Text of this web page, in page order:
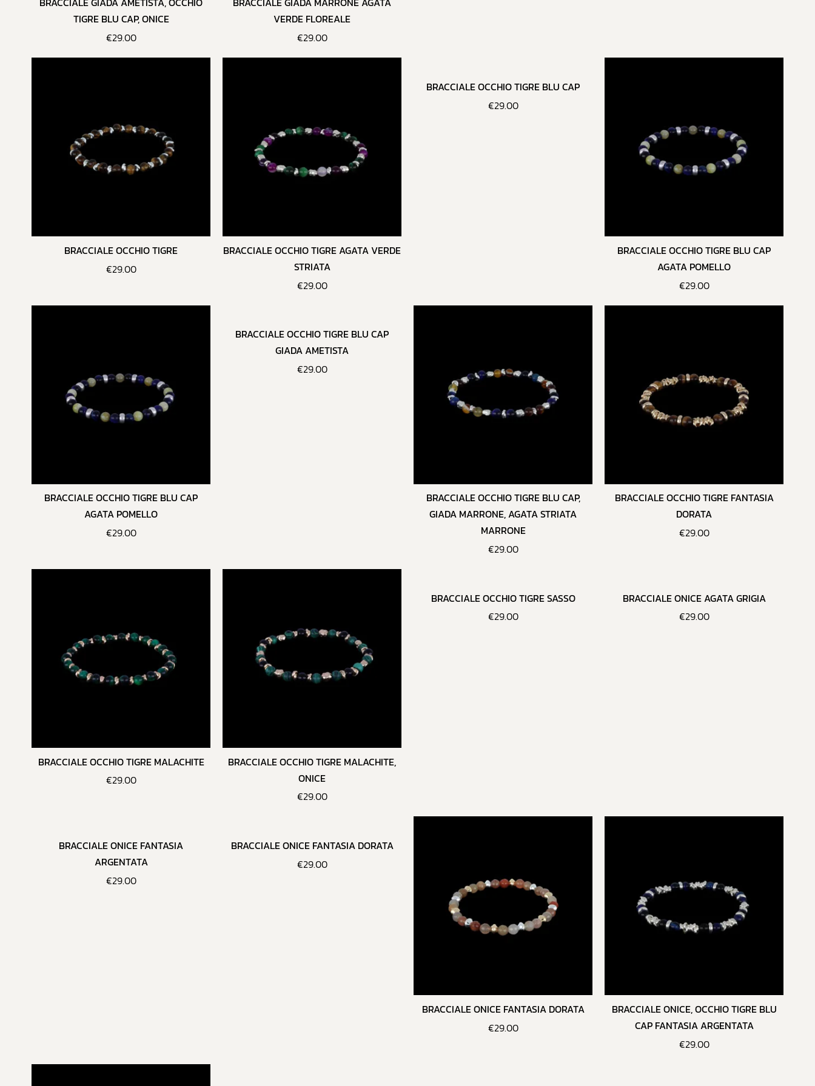
TIGRE BLU CAP, ONICE
€29.00
VERDE FLOREALE
€29.00
BRACCIALE OCCHIO TIGRE
€29.00
BRACCIALE OCCHIO TIGRE AGATA VERDE
STRIATA
€29.00
BRACCIALE OCCHIO TIGRE BLU CAP
€29.00
BRACCIALE OCCHIO TIGRE BLU CAP
AGATA POMELLO
€29.00
BRACCIALE OCCHIO TIGRE BLU CAP
AGATA POMELLO
€29.00
BRACCIALE OCCHIO TIGRE BLU CAP
GIADA AMETISTA
€29.00
BRACCIALE OCCHIO TIGRE BLU CAP,
GIADA MARRONE, AGATA STRIATA
MARRONE
€29.00
BRACCIALE OCCHIO TIGRE FANTASIA
DORATA
€29.00
BRACCIALE OCCHIO TIGRE MALACHITE
€29.00
BRACCIALE OCCHIO TIGRE MALACHITE,
ONICE
€29.00
BRACCIALE OCCHIO TIGRE SASSO
€29.00
BRACCIALE ONICE AGATA GRIGIA
€29.00
BRACCIALE ONICE FANTASIA
ARGENTATA
€29.00
BRACCIALE ONICE FANTASIA DORATA
€29.00
BRACCIALE ONICE FANTASIA DORATA
€29.00
BRACCIALE ONICE, OCCHIO TIGRE BLU
CAP FANTASIA ARGENTATA
€29.00